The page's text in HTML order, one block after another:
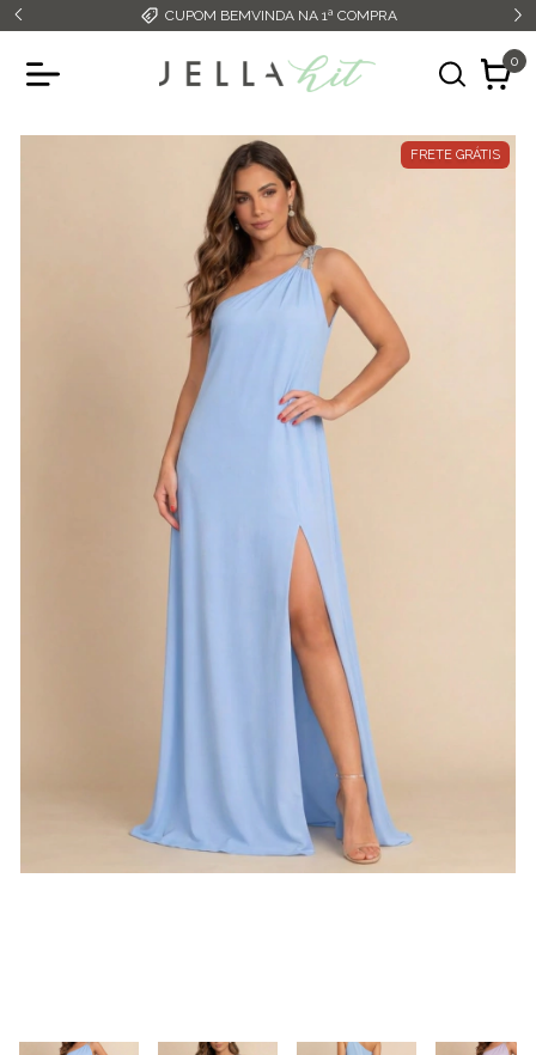
FRETE GRÁTIS ACIMA DE R$349,99
0
FRETE GRÁTIS